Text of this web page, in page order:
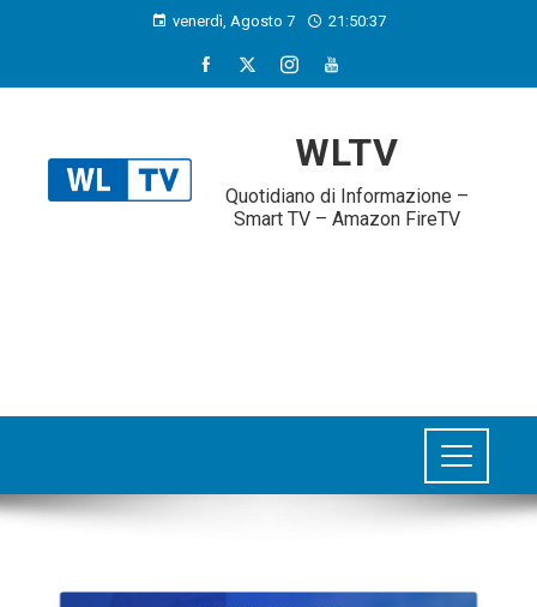
venerdì, Agosto 7 21:50:38
WLTV
Quotidiano di Informazione –
Smart TV – Amazon FireTV